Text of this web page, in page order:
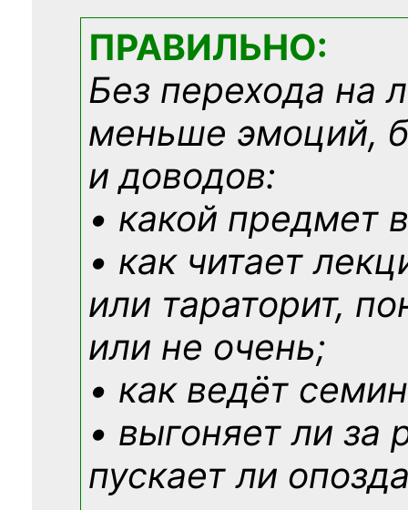
ПРАВИЛЬНО:
Без перехода на
меньше эмоций,
и доводов:
• какой предмет
• как читает
или тараторит,
или не очень;
• как ведёт
• выгоняет ли за
пускает ли